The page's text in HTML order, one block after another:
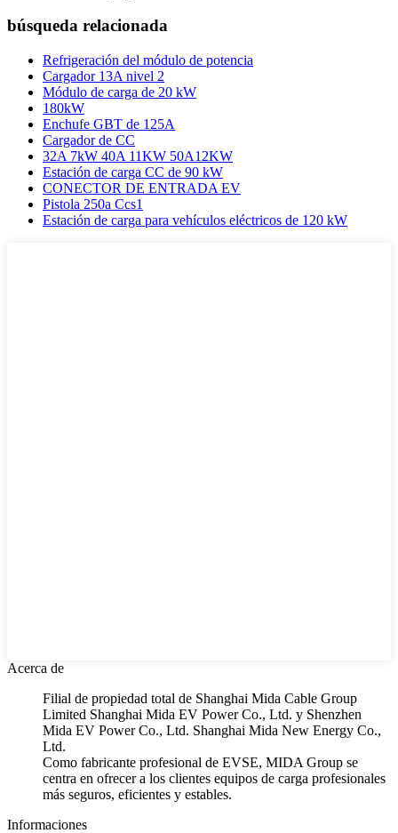
búsqueda relacionada
Refrigeración del módulo de potencia
Cargador 13A nivel 2
Módulo de carga de 20 kW
180kW
Enchufe GBT de 125A
Cargador de CC
32A 7kW 40A 11KW 50A12KW
Estación de carga CC de 90 kW
CONECTOR DE ENTRADA EV
Pistola 250a Ccs1
Estación de carga para vehículos eléctricos de 120 kW
Acerca de
Filial de propiedad total de Shanghai Mida Cable Group
Limited Shanghai Mida EV Power Co., Ltd. y Shenzhen
Mida EV Power Co., Ltd. Shanghai Mida New Energy Co.,
Ltd.
Como fabricante profesional de EVSE, MIDA Group se
centra en ofrecer a los clientes equipos de carga profesionales
más seguros, eficientes y estables.
Informaciones